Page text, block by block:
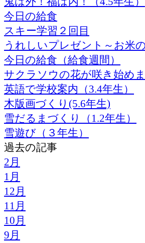
今日の給食
スキー学習２回目
うれしいプレゼント～お米
今日の給食（給食週間）
サクラソウの花が咲き始め
英語で学校案内（3.4年生）
木版画づくり(5.6年生)
雪だるまづくり（1.2年生）
雪遊び（３年生）
過去の記事
2月
1月
12月
11月
10月
9月